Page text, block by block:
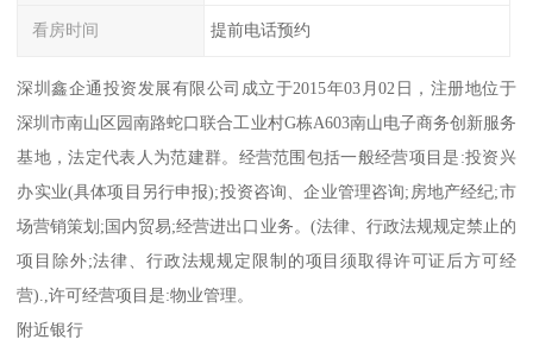
看房时间 提前电话预约
深圳鑫企通投资发展有限公司成立于2015年03月02日，注册地位于
深圳市南山区园南路蛇口联合工业村G栋A603南山电子商务创新服务
基地，法定代表人为范建群。经营范围包括一般经营项目是:投资兴
办实业(具体项目另行申报);投资咨询、企业管理咨询;房地产经纪;市
场营销策划;国内贸易;经营进出口业务。(法律、行政法规规定禁止的
项目除外;法律、行政法规规定限制的项目须取得许可证后方可经
营).,许可经营项目是:物业管理。
附近银行